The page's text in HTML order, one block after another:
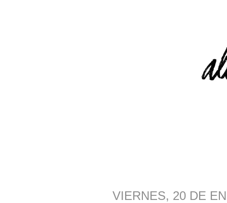
VIERNES, 20 DE